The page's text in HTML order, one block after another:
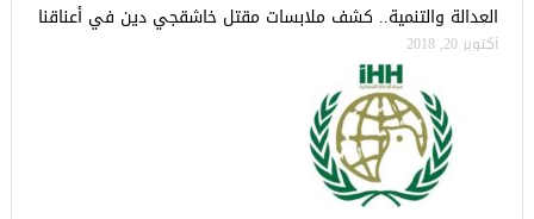
العدالة والتنمية.. كشف ملابسات مقتل خاشقجي دين في أعناقنا
أكتوبر 20, 2018